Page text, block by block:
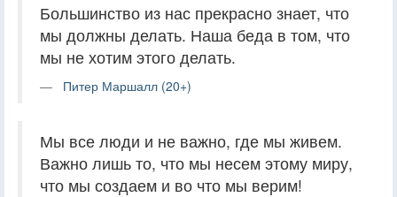
Большинство из нас прекрасно знает, что
мы должны делать. Наша беда в том, что
мы не хотим этого делать.
Питер Маршалл (20+)
Мы все люди и не важно, где мы живем.
Важно лишь то, что мы несем этому миру,
что мы создаем и во что мы верим!